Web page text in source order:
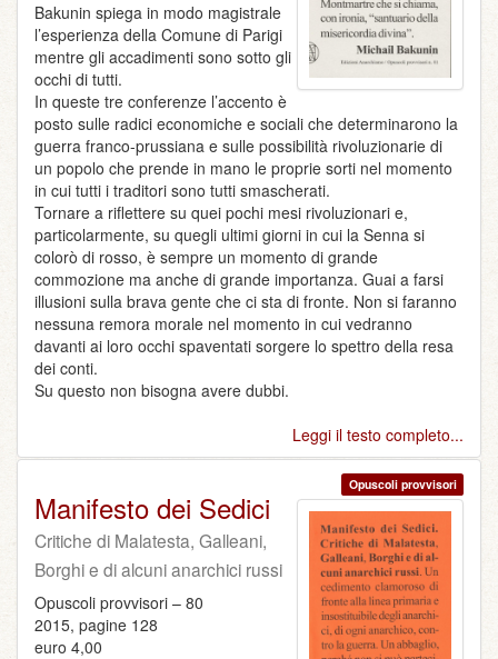
Bakunin spiega in modo magistrale
l’esperienza della Comune di Parigi
mentre gli accadimenti sono sotto gli
occhi di tutti.
In queste tre conferenze l’accento è
posto sulle radici economiche e sociali che determinarono la
guerra franco-prussiana e sulle possibilità rivoluzionarie di
un popolo che prende in mano le proprie sorti nel momento
in cui tutti i traditori sono tutti smascherati.
Tornare a riflettere su quei pochi mesi rivoluzionari e,
particolarmente, su quegli ultimi giorni in cui la Senna si
colorò di rosso, è sempre un momento di grande
commozione ma anche di grande importanza. Guai a farsi
illusioni sulla brava gente che ci sta di fronte. Non si faranno
nessuna remora morale nel momento in cui vedranno
davanti ai loro occhi spaventati sorgere lo spettro della resa
dei conti.
Su questo non bisogna avere dubbi.
Leggi il testo completo...
Opuscoli provvisori
Manifesto dei Sedici
Critiche di Malatesta, Galleani,
Borghi e di alcuni anarchici russi
Opuscoli provvisori – 80
2015, pagine 128
euro 4,00